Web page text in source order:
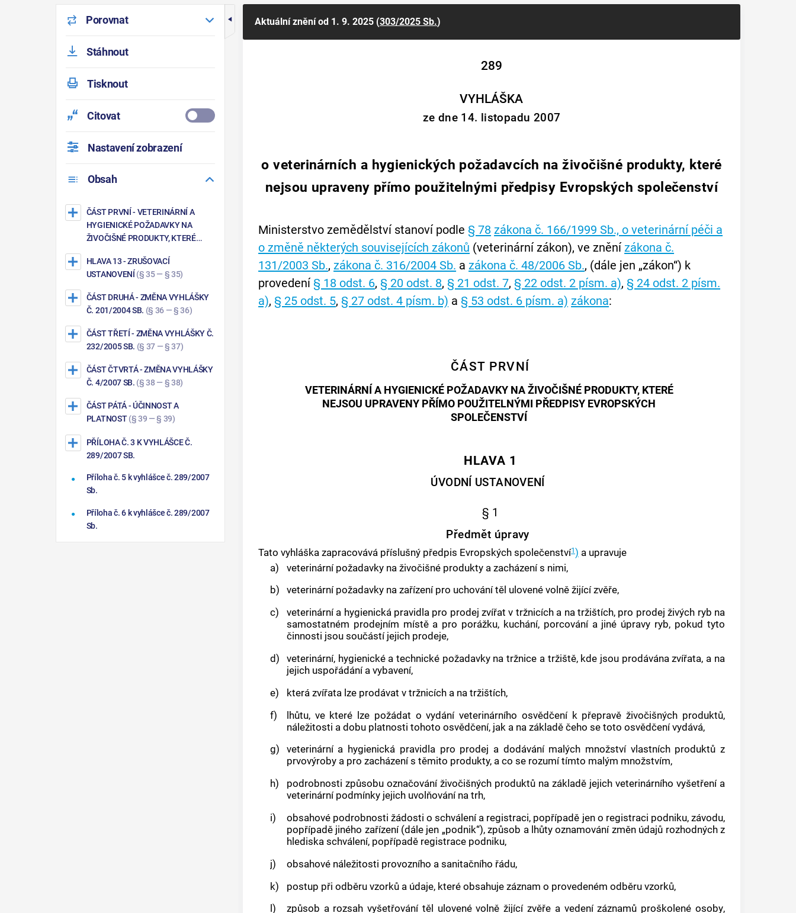
Porovnat
Stáhnout
Tisknout
Citovat
Nastavení zobrazení
Obsah
ČÁST PRVNÍ- VETERINÁRNÍ A
HYGIENICKÉ POŽADAVKY NA
ŽIVOČIŠNÉ PRODUKTY, KTERÉ
POUŽITELNÝMI PŘEDPISY
EVROPSKÝCH SPOLEČENSTVÍ
HLAVA 13- ZRUŠOVACÍ
USTANOVENÍ (§ 35 — § 35)
ČÁST DRUHÁ- ZMĚNA VYHLÁŠKY
Č. 201/2004 SB. (§ 36 — § 36)
ČÁST TŘETÍ- ZMĚNA VYHLÁŠKY Č.
232/2005 SB. (§ 37 — § 37)
ČÁST ČTVRTÁ- ZMĚNA VYHLÁŠKY
Č. 4/2007 SB. (§ 38 — § 38)
ČÁST PÁTÁ- ÚČINNOST A
PLATNOST(§ 39 — § 39)
PŘÍLOHA Č. 3 K VYHLÁŠCE Č.
289/2007 SB.
Příloha č. 5 k vyhlášce č. 289/2007
Sb.
Příloha č. 6 k vyhlášce č. 289/2007
Sb.
Aktuální zněníod 1. 9. 2025 (303/2025 Sb.)
289
VYHLÁŠKA
ze dne 14. listopadu 2007
o veterinárních a hygienických požadavcích na živočišné produkty, které
nejsou upraveny přímo použitelnými předpisy Evropských společenství
Ministerstvo zemědělství stanoví podle § 78 zákona č. 166/1999 Sb., o veterinární péči a
o změně některých souvisejících zákonů (veterinární zákon), ve znění zákona č.
131/2003 Sb., zákona č. 316/2004 Sb. a zákona č. 48/2006 Sb., (dále jen „zákon“) k
provedení § 18 odst. 6, § 20 odst. 8, § 21 odst. 7, § 22 odst. 2 písm. a), § 24 odst. 2 písm.
a), § 25 odst. 5, § 27 odst. 4 písm. b) a § 53 odst. 6 písm. a) zákona:
ČÁST PRVNÍ
VETERINÁRNÍ A HYGIENICKÉ POŽADAVKY NA ŽIVOČIŠNÉ PRODUKTY, KTERÉ
NEJSOU UPRAVENY PŘÍMO POUŽITELNÝMI PŘEDPISY EVROPSKÝCH
SPOLEČENSTVÍ
HLAVA 1
ÚVODNÍ USTANOVENÍ
§ 1
Předmět úpravy
Tato vyhláška zapracovává příslušný předpis Evropských společenství1) a upravuje
a)
veterinární požadavky na živočišné produktya zacházení s nimi,
b)
veterinární požadavky na zařízení pro uchování těl ulovené volně žijící zvěře,
c)
veterinární a hygienická pravidla pro prodej zvířat v tržnicích a na tržištích, pro prodej živých ryb na
samostatném prodejním místě a pro porážku, kuchání, porcování a jiné úpravy ryb, pokud tyto
činnosti jsou součástí jejich prodeje,
d)
veterinární, hygienické a technické požadavky na tržnice a tržiště, kde jsou prodávána zvířata, a na
jejich uspořádání a vybavení,
e)
která zvířata lze prodávat v tržnicích a na tržištích,
f)
lhůtu, ve které lze požádat o vydání veterinárního osvědčení k přepravě živočišných produktů,
náležitosti a dobu platnosti tohoto osvědčení, jak a na základě čeho se toto osvědčení vydává,
g)
veterinární a hygienická pravidla pro prodej a dodávání malých množství vlastních produktů z
prvovýroby a pro zacházení s těmito produkty, a co se rozumí tímto malým množstvím,
h)
podrobnosti způsobu označování živočišných produktů na základě jejich veterinárního vyšetření a
veterinární podmínky jejich uvolňování na trh,
i)
obsahové podrobnosti žádosti o schválení a registraci, popřípadě jen o registraci podniku, závodu,
popřípadě jiného zařízení (dále jen „podnik“), způsob a lhůty oznamování změn údajů rozhodných z
hlediska schválení, popřípadě registrace podniku,
j)
obsahové náležitosti provozního a sanitačního řádu,
k)
postup při odběru vzorků a údaje, které obsahuje záznam o provedeném odběru vzorků,
l)
způsob a rozsah vyšetřování těl ulovené volně žijící zvěře a vedení záznamů proškolené osoby,